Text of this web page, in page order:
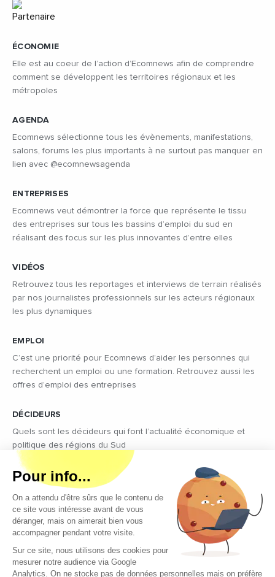
ÉCONOMIE
Elle est au coeur de l’action d’Ecomnews afin de comprendre
comment se développent les territoires régionaux et les
métropoles
AGENDA
Ecomnews sélectionne tous les évènements, manifestations,
salons, forums les plus importants à ne surtout pas manquer en
lien avec @ecomnewsagenda
ENTREPRISES
Ecomnews veut démontrer la force que représente le tissu
des entreprises sur tous les bassins d’emploi du sud en
réalisant des focus sur les plus innovantes d’entre elles
VIDÉOS
Retrouvez tous les reportages et interviews de terrain réalisés
par nos journalistes professionnels sur les acteurs régionaux
les plus dynamiques
EMPLOI
C’est une priorité pour Ecomnews d’aider les personnes qui
recherchent un emploi ou une formation. Retrouvez aussi les
offres d’emploi des entreprises
DÉCIDEURS
Quels sont les décideurs qui font l’actualité économique et
politique des régions du Sud
Copyright © 2026 - Tous droits réservés
Qui sommes-nous ?
Contact